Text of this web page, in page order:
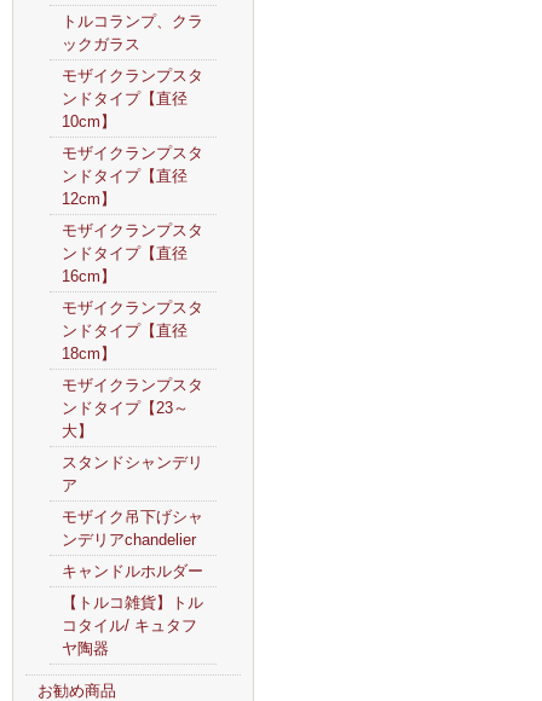
トルコランプ、クラ
ックガラス
モザイクランプスタ
ンドタイプ【直径
10cm】
モザイクランプスタ
ンドタイプ【直径
12cm】
モザイクランプスタ
ンドタイプ【直径
16cm】
モザイクランプスタ
ンドタイプ【直径
18cm】
モザイクランプスタ
ンドタイプ【23～
大】
スタンドシャンデリ
ア
モザイク吊下げシャ
ンデリアchandelier
キャンドルホルダー
【トルコ雑貨】トル
コタイル/ キュタフ
ヤ陶器
お勧め商品